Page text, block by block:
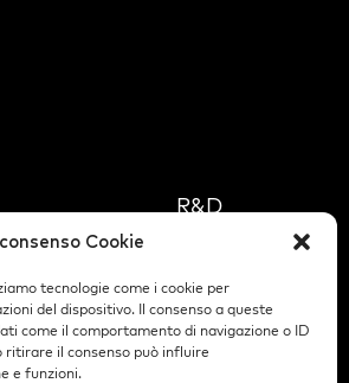
Cookie
tecnologie come i cookie per
del dispositivo. Il consenso a queste
come il comportamento di navigazione o ID
ritirare il consenso può influire
e funzioni.
R&D
Siamo
Blog
Carriere